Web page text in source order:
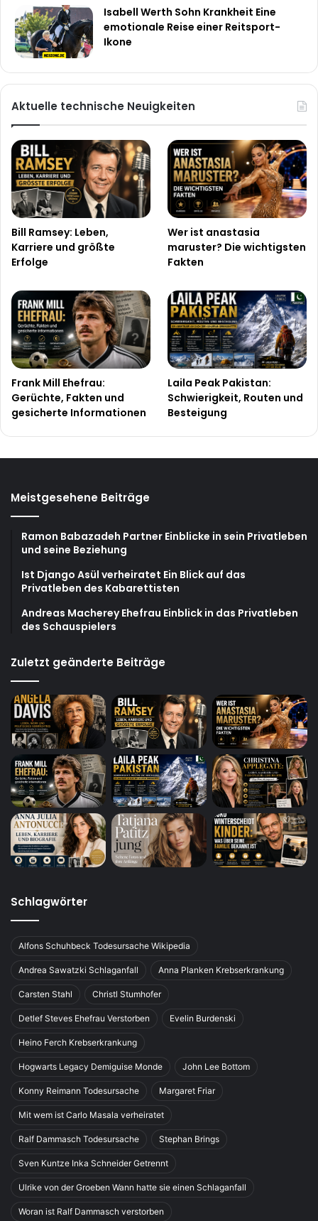
Isabell Werth Sohn Krankheit Eine
emotionale Reise einer Reitsport-
Ikone
Aktuelle technische Neuigkeiten
Bill Ramsey: Leben,
Karriere und größte
Erfolge
Wer ist anastasia
maruster? Die wichtigsten
Fakten
Frank Mill Ehefrau:
Gerüchte, Fakten und
gesicherte Informationen
Laila Peak Pakistan:
Schwierigkeit, Routen und
Besteigung
Meistgesehene Beiträge
Ramon Babazadeh Partner Einblicke in sein Privatleben
und seine Beziehung
Ist Django Asül verheiratet Ein Blick auf das
Privatleben des Kabarettisten
Andreas Macherey Ehefrau Einblick in das Privatleben
des Schauspielers
Zuletzt geänderte Beiträge
Schlagwörter
Alfons Schuhbeck Todesursache Wikipedia
Andrea Sawatzki Schlaganfall Anna Planken Krebserkrankung
Carsten Stahl Christl Stumhofer
Detlef Steves Ehefrau Verstorben Evelin Burdenski
Heino Ferch Krebserkrankung
Hogwarts Legacy Demiguise Monde John Lee Bottom
Konny Reimann Todesursache Margaret Friar
Mit wem ist Carlo Masala verheiratet
Ralf Dammasch Todesursache Stephan Brings
Sven Kuntze Inka Schneider Getrennt
Ulrike von der Groeben Wann hatte sie einen Schlaganfall
Woran ist Ralf Dammasch verstorben